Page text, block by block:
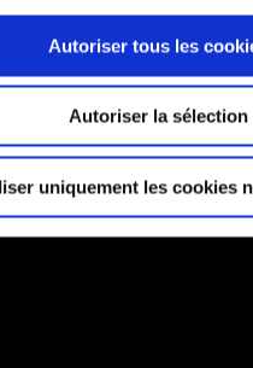
Autoriser tous les
Autoriser la sélection
uniquement les cookies